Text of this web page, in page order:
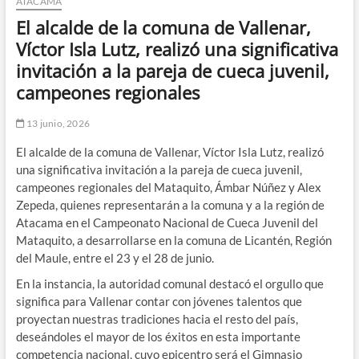
El alcalde de la comuna de Vallenar,
Víctor Isla Lutz, realizó una significativa
invitación a la pareja de cueca juvenil,
campeones regionales
13 junio, 2026
El alcalde de la comuna de Vallenar, Víctor Isla Lutz, realizó
una significativa invitación a la pareja de cueca juvenil,
campeones regionales del Mataquito, Ámbar Núñez y Alex
Zepeda, quienes representarán a la comuna y a la región de
Atacama en el Campeonato Nacional de Cueca Juvenil del
Mataquito, a desarrollarse en la comuna de Licantén, Región
del Maule, entre el 23 y el 28 de junio.
En la instancia, la autoridad comunal destacó el orgullo que
significa para Vallenar contar con jóvenes talentos que
proyectan nuestras tradiciones hacia el resto del país,
deseándoles el mayor de los éxitos en esta importante
competencia nacional, cuyo epicentro será el Gimnasio